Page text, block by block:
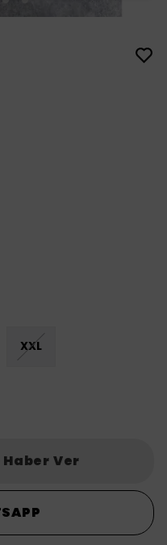
XXL
Ver